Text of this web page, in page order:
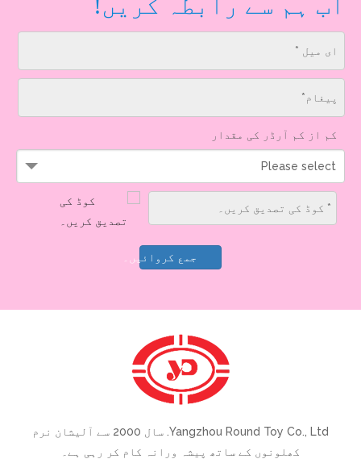
کم از کم آرڈر کی مقدار
Please select
جمع کروائیں۔
Yangzhou Round Toy Co., Ltd. سال 2000 سے آلیشان نرم
کھلونوں کے ساتھ پیشہ ورانہ کام کر رہی ہے۔